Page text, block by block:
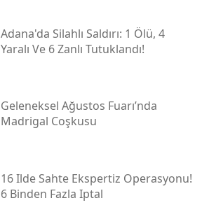
Adana'da Silahlı Saldırı: 1 Ölü, 4
Yaralı Ve 6 Zanlı Tutuklandı!
Geleneksel Ağustos Fuarı’nda
Madrigal Coşkusu
16 Ilde Sahte Ekspertiz Operasyonu!
6 Binden Fazla Iptal